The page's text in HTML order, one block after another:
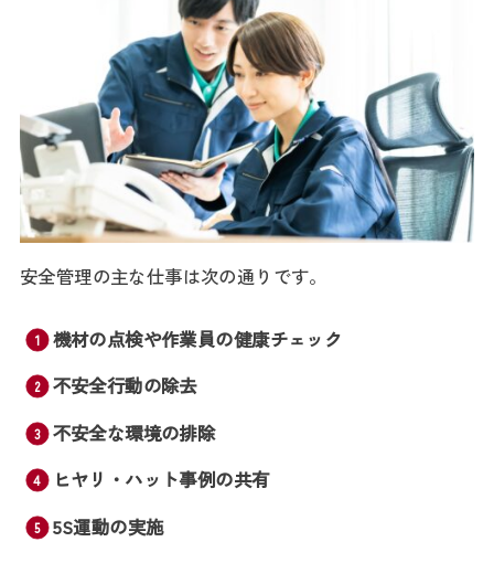
安全管理の主な仕事は次の通りです。
機材の点検や作業員の健康チェック
不安全行動の除去
不安全な環境の排除
ヒヤリ・ハット事例の共有
5S運動の実施